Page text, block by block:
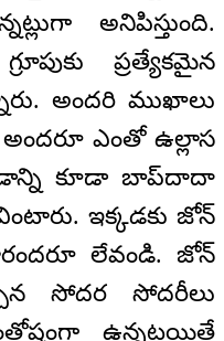
అనిపిస్తుంది.
ప్రత్యేకమైన
అందరి ముఖాలు
ఎంతో ఉల్లాస
కూడా బాప్‌దాదా
ఇక్కడకు జోన్
లేవండి. జోన్
సోదర సోదరీలు
ఉన్నట్లయితే